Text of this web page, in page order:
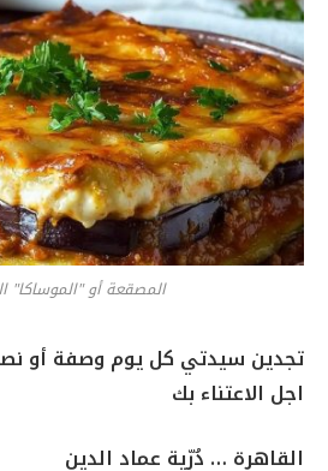
المصقعة أو "الموساكا"
تجدين سيدتي كل يوم وصفة أو
اجل الاعتناء بك
القاهرة … دُرِّية عماد الدين